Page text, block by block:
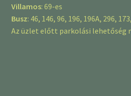
Villamos: 69-es
Busz: 46, 146, 96, 196, 196A, 296,
Az üzlet előtt parkolási lehetőség